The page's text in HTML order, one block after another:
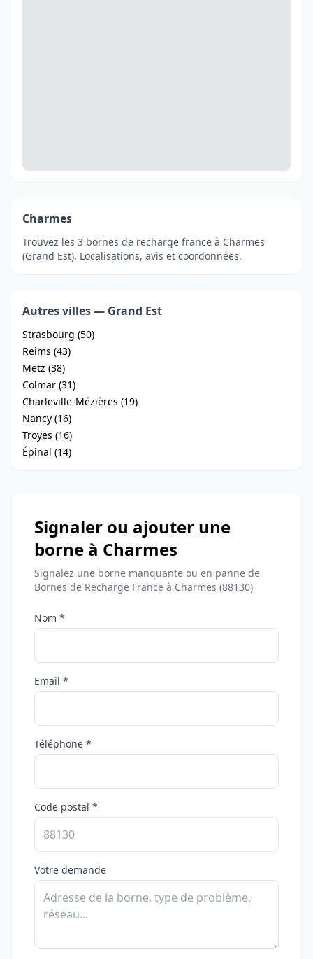
Charmes
Trouvez les 3 bornes de recharge france à Charmes
(Grand Est). Localisations, avis et coordonnées.
Autres villes — Grand Est
Strasbourg (50)
Reims (43)
Metz (38)
Colmar (31)
Charleville-Mézières (19)
Nancy (16)
Troyes (16)
Épinal (14)
Signaler ou ajouter une
borne à Charmes
Signalez une borne manquante ou en panne de
Bornes de Recharge France à Charmes (88130)
Nom *
Email *
Téléphone *
Code postal *
Votre demande